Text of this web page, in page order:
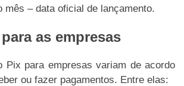
mês – data oficial de lançamento.
as empresas
Pix para empresas variam de acordo
ou fazer pagamentos. Entre elas: